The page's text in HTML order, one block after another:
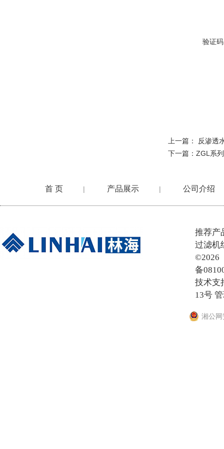
验证
上一篇：
反渗透
下一篇： ZGL系
首 页 | 产品展示 | 公司介绍
推荐产
过滤机
©2026
备
技术支
13号
湘公